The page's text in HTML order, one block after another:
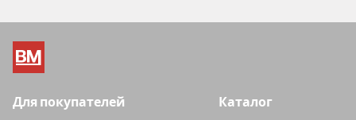
Каталог
Для покупателей